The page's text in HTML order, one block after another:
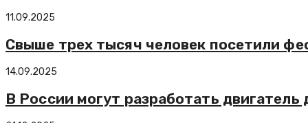
11.09.2025
Свыше трех тысяч человек посетили
14.09.2025
В России могут разработать